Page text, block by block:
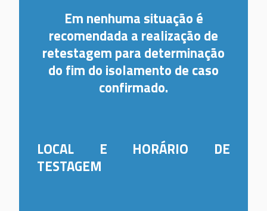
Em nenhuma situação é
recomendada a realização de
retestagem para determinação
do fim do isolamento de caso
confirmado.
LOCAL E HORÁRIO DE
TESTAGEM